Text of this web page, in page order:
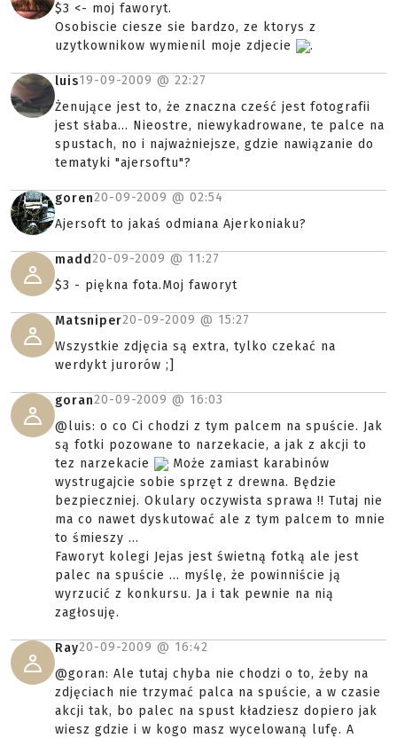
$3 <- moj faworyt.
Osobiscie ciesze sie bardzo, ze ktorys z
uzytkownikow wymienil moje zdjecie
.
luis19-09-2009 @ 22:27
Żenujące jest to, że znaczna cześć jest fotografii
jest słaba... Nieostre, niewykadrowane, te palce na
spustach, no i najważniejsze, gdzie nawiązanie do
tematyki "ajersoftu"?
goren20-09-2009 @ 02:54
Ajersoft to jakaś odmiana Ajerkoniaku?
madd20-09-2009 @ 11:27
$3 - piękna fota.Moj faworyt
Matsniper20-09-2009 @ 15:27
Wszystkie zdjęcia są extra, tylko czekać na
werdykt jurorów ;]
goran20-09-2009 @ 16:03
@luis: o co Ci chodzi z tym palcem na spuście. Jak
są fotki pozowane to narzekacie, a jak z akcji to
tez narzekacie
Może zamiast karabinów
wystrugajcie sobie sprzęt z drewna. Będzie
bezpieczniej. Okulary oczywista sprawa !! Tutaj nie
ma co nawet dyskutować ale z tym palcem to mnie
to śmieszy ...
Faworyt kolegi Jejas jest świetną fotką ale jest
palec na spuście ... myślę, że powinniście ją
wyrzucić z konkursu. Ja i tak pewnie na nią
zagłosuję.
Ray20-09-2009 @ 16:42
@goran: Ale tutaj chyba nie chodzi o to, żeby na
zdjęciach nie trzymać palca na spuście, a w czasie
akcji tak, bo palec na spust kładziesz dopiero jak
wiesz gdzie i w kogo masz wycelowaną lufę. A